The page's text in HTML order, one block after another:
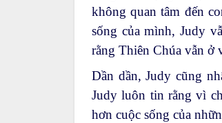
không quan tâm đến
sống của mình, Judy
rằng Thiên Chúa vẫn
Dần dần, Judy cũng
Judy luôn tin rằng vì
hơn cuộc sống của